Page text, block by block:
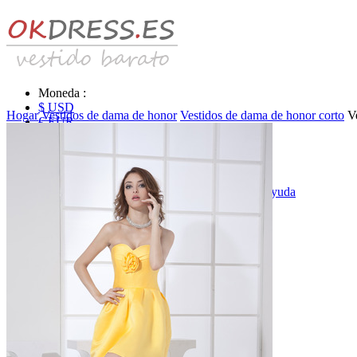
Moneda :
$ USD
€ EUR
₣ CHF
Identificarse & Registrarse |Obtener la contraseña Ayuda
Vestidos de novia
Vestido de novia liquidación y venta
Vestidos de novia vendimia
Hogar Vestidos de dama de honor Vestidos de dama de honor corto